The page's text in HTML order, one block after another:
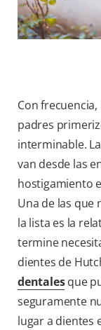
Con
padres
interminable.
van desde las
hostigamiento
Una de las que
la lista es la
termine
dientes de
dentalesque
seguramente
lugar a dientes